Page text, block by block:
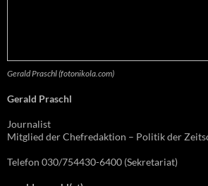
Gerald Praschl (fotonikola.com)
Gerald Praschl
Journalist
Mitglied der Chefredaktion – Politik der
Telefon 030/754430-6400 (Sekretariat)